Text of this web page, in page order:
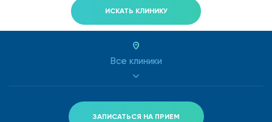
ИСКАТЬ КЛИНИКУ
Все клиники
ЗАПИСАТЬСЯ НА ПРИЕМ